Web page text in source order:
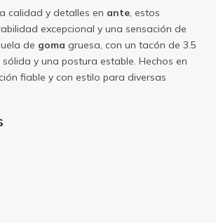
calidad y detalles en ante, estos
excepcional y una sensación de
de goma gruesa, con un tacón de 3.5
y una postura estable. Hechos en
fiable y con estilo para diversas